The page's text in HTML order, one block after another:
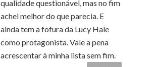
qualidade questionável, mas no fim
achei melhor do que parecia. E
ainda tem a fofura da Lucy Hale
como protagonista. Vale a pena
acrescentar à minha lista sem fim.